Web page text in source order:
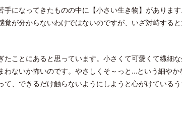
になってきたものの中に【小さい生き物】があります
が分からないわけではないのですが、いざ対峙する
ことにあると思っています。小さくて可愛くて繊細
ないか怖いのです。やさしくそ～っと…という細やか
、できるだけ触らないようにしようと心がけている